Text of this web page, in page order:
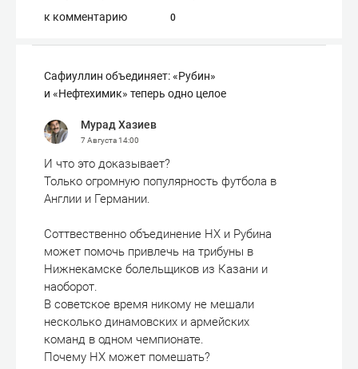
к комментарию 0
Сафиуллин объединяет: «Рубин»
и «Нефтехимик» теперь одно целое
Мурад Хазиев
7 Августа14:00
И что это доказывает?
Только огромную популярность футбола в
Англии и Германии.
Соттвественно объединение НХ и Рубина
может помочь привлечь на трибуны в
Нижнекамске болельщиков из Казани и
наоборот.
В советское время никому не мешали
несколько динамовских и армейских
команд в одном чемпионате.
Почему НХ может помешать?